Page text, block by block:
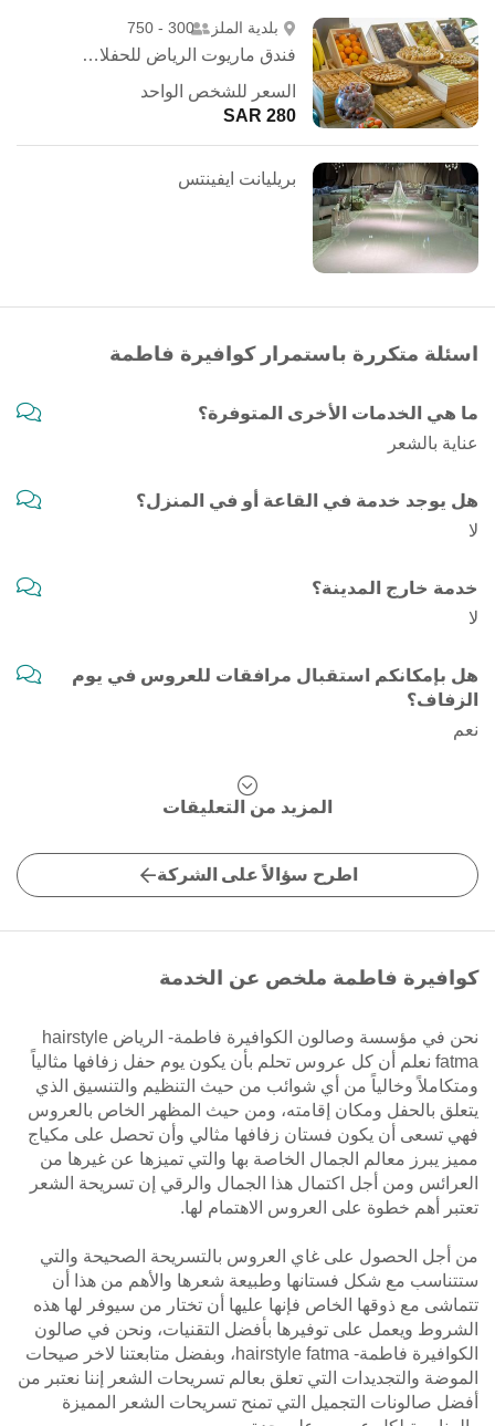
بلدية الملز 300 - 750
فندق ماريوت الرياض للحفلات الخارجية
السعر للشخص الواحد
280 SAR
بريليانت ايفينتس
اسئلة متكررة باستمرار كوافيرة فاطمة
ما هي الخدمات الأخرى المتوفرة؟
عناية بالشعر
هل يوجد خدمة في القاعة أو في المنزل؟
لا
خدمة خارج المدينة؟
لا
هل بإمكانكم استقبال مرافقات للعروس في يوم
الزفاف؟
نعم
المزيد من التعليقات
اطرح سؤالاً على الشركة
كوافيرة فاطمة ملخص عن الخدمة
نحن في مؤسسة وصالون الكوافيرة فاطمة- الرياض hairstyle
fatma نعلم أن كل عروس تحلم بأن يكون يوم حفل زفافها مثالياً
ومتكاملاً وخالياً من أي شوائب من حيث التنظيم والتنسيق الذي
يتعلق بالحفل ومكان إقامته، ومن حيث المظهر الخاص بالعروس
فهي تسعى أن يكون فستان زفافها مثالي وأن تحصل على مكياج
مميز يبرز معالم الجمال الخاصة بها والتي تميزها عن غيرها من
العرائس ومن أجل اكتمال هذا الجمال والرقي إن تسريحة الشعر
تعتبر أهم خطوة على العروس الاهتمام لها.
من أجل الحصول على غاي العروس بالتسريحة الصحيحة والتي
ستتناسب مع شكل فستانها وطبيعة شعرها والأهم من هذا أن
تتماشى مع ذوقها الخاص فإنها عليها أن تختار من سيوفر لها هذه
الشروط ويعمل على توفيرها بأفضل التقنيات، ونحن في صالون
الكوافيرة فاطمة- hairstyle fatma، وبفضل متابعتنا لاخر صيحات
الموضة والتجديدات التي تعلق بعالم تسريحات الشعر إننا نعتبر من
أفضل صالونات التجميل التي تمنح تسريحات الشعر المميزة